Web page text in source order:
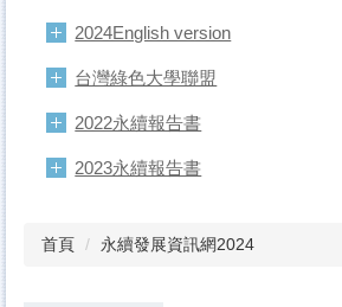
2024English version
台灣綠色大學聯盟
2022永續報告書
2023永續報告書
首頁 永續發展資訊網2024